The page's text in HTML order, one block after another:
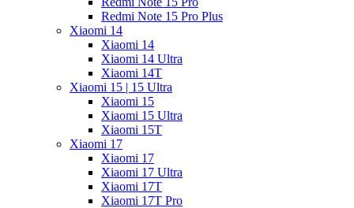
Redmi Note 15 Pro Plus
Xiaomi 14
Xiaomi 14
Xiaomi 14 Ultra
Xiaomi 14T
Xiaomi 15 | 15 Ultra
Xiaomi 15
Xiaomi 15 Ultra
Xiaomi 15T
Xiaomi 17
Xiaomi 17
Xiaomi 17 Ultra
Xiaomi 17T
Xiaomi 17T Pro